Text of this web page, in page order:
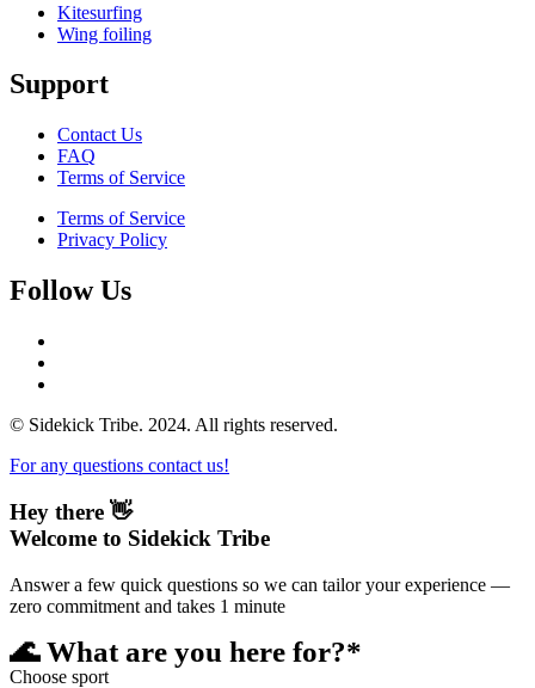
Kitesurfing
Wing foiling
Support
Contact Us
FAQ
Terms of Service
Terms of Service
Privacy Policy
Follow Us
© Sidekick Tribe. 2024. All rights reserved.
For any questions contact us!
Hey there 👋
Welcome to Sidekick Tribe
Answer a few quick questions so we can tailor your experience —
zero commitment and takes 1 minute
🌊 What are you here for?*
Choose sport